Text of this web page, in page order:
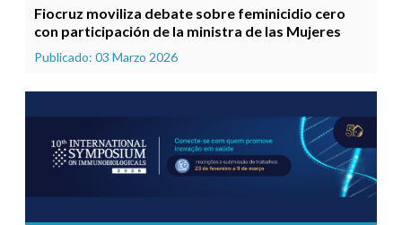
Fiocruz moviliza debate sobre feminicidio cero
con participación de la ministra de las Mujeres
Publicado: 03 Marzo 2026